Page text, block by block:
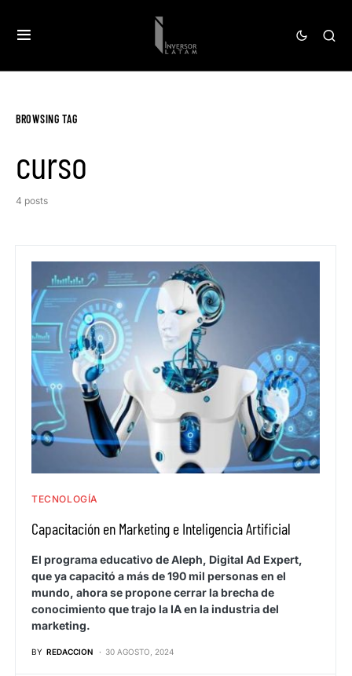
BROWSING TAG
curso
4 posts
TECNOLOGÍA
Capacitación en Marketing e Inteligencia Artificial
El programa educativo de Aleph, Digital Ad Expert,
que ya capacitó a más de 190 mil personas en el
mundo, ahora se propone cerrar la brecha de
conocimiento que trajo la IA en la industria del
marketing.
BY REDACCION 30 AGOSTO, 2024